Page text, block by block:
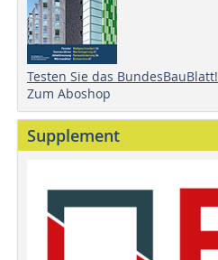
Testen Sie das BundesBauBlatt!
Zum Aboshop
Supplement